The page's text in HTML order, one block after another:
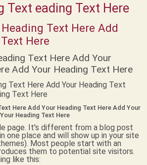
Text eading Text Here
Text Here Add
Here
Text Here Add Your
Add Your Heading Text Here
Text Here Add Your Heading Text
Text Here
Here Add Your Heading Text Here Add Your
Heading Text Here
page. It's different from a blog post
one place and will show up in your site
Most people start with an
them to potential site visitors.
like this: